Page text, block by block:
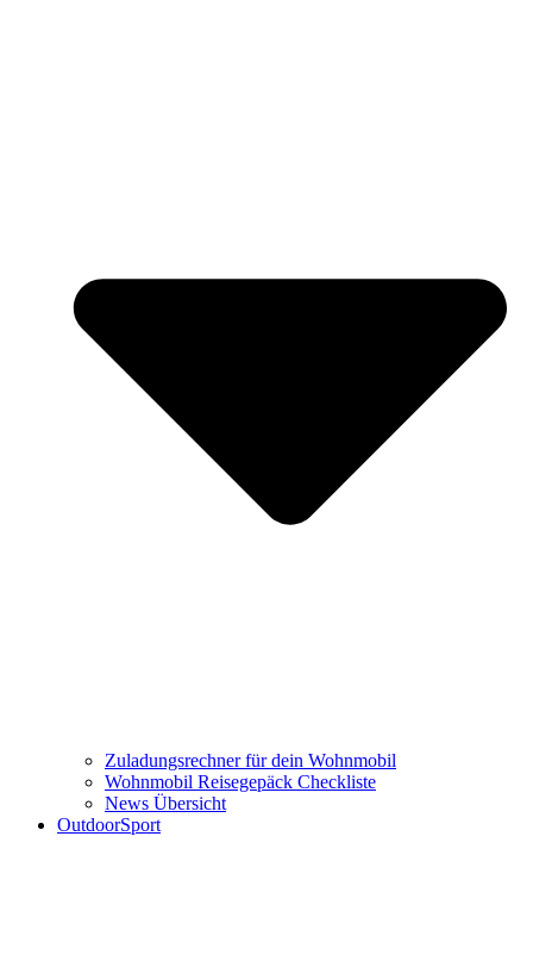
Zuladungsrechner für dein Wohnmobil
Wohnmobil Reisegepäck Checkliste
News Übersicht
OutdoorSport